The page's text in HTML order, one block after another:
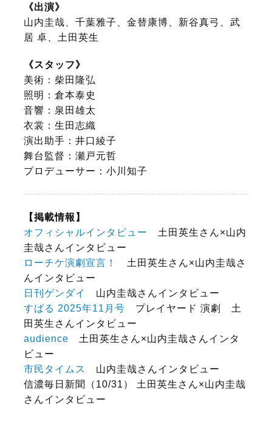
《出演》
山内圭哉、千葉雅子、金替康博、新谷真弓、武
居 卓、土田英生
《スタッフ》
美術：柴田隆弘
照明：倉本泰史
音響：泉田雄太
衣裳：生田志織
演出助手：井口綾子
舞台監督：瀬戸元哲
プロデューサー：小川知子
【掲載情報】
オフィシャルインタビュー 土田英生さん×山内
圭哉さんインタビュー
ローチケ演劇宣言！
土田英生さん×山内圭哉さ
んインタビュー
日刊ゲンダイ
山内圭哉さんインタビュー
すばる 2025年11月号 プレイヤード 演劇 土
田英生さんインタビュー
audience 土田英生さん×山内圭哉さんインタ
ビュー
市民タイムス
山内圭哉さんインタビュー
信濃毎日新聞（10/31） 土田英生さん×山内圭哉
さんインタビュー